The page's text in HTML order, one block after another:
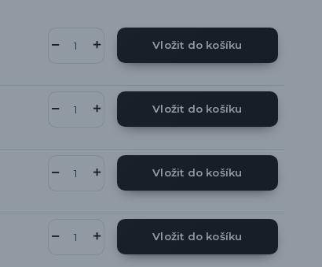
Vložit do košíku
Vložit do košíku
Vložit do košíku
Vložit do košíku